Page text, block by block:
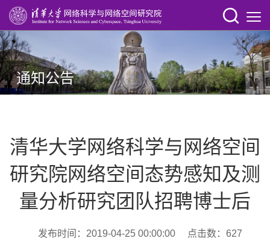
通知公告
清华大学网络科学与网络空间
研究院网络空间态势感知及测
量分析研究团队招聘博士后
发布时间：2019-04-25 00:00:00 点击数： 627